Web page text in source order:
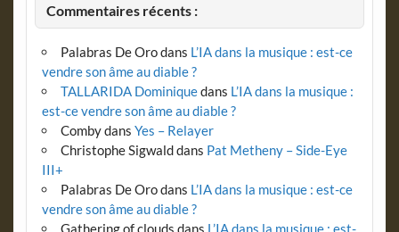
Commentaires récents :
Palabras De Orodans L’IA dans la musique : est-ce
vendre son âme au diable ?
TALLARIDA Dominiquedans L’IA dans la musique :
est-ce vendre son âme au diable ?
Combydans Yes – Relayer
Christophe Sigwalddans Pat Metheny – Side-Eye
III+
Palabras De Orodans L’IA dans la musique : est-ce
vendre son âme au diable ?
Gathering of clouds dans L’IA dans la musique : est-